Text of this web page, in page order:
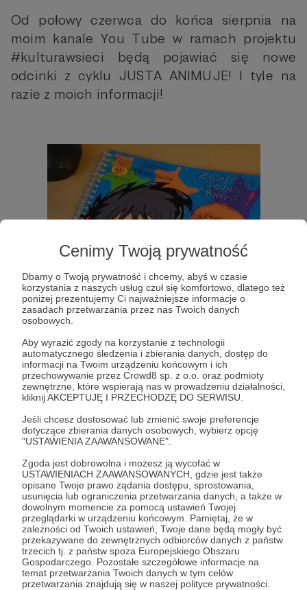
Cenimy Twoją prywatność
Dbamy o Twoją prywatność i chcemy, abyś w czasie
korzystania z naszych usług czuł się komfortowo, dlatego też
poniżej prezentujemy Ci najważniejsze informacje o
zasadach przetwarzania przez nas Twoich danych
osobowych.
Aby wyrazić zgody na korzystanie z technologii
automatycznego śledzenia i zbierania danych, dostęp do
informacji na Twoim urządzeniu końcowym i ich
przechowywanie przez Crowd8 sp. z o.o. oraz podmioty
zewnętrzne, które wspierają nas w prowadzeniu działalności,
kliknij AKCEPTUJĘ I PRZECHODZĘ DO SERWISU.
Jeśli chcesz dostosować lub zmienić swoje preferencje
dotyczące zbierania danych osobowych, wybierz opcję
"USTAWIENIA ZAAWANSOWANE".
Zgoda jest dobrowolna i możesz ją wycofać w
USTAWIENIACH ZAAWANSOWANYCH, gdzie jest także
opisane Twoje prawo żądania dostępu, sprostowania,
usunięcia lub ograniczenia przetwarzania danych, a także w
dowolnym momencie za pomocą ustawień Twojej
przeglądarki w urządzeniu końcowym. Pamiętaj, że w
zależności od Twoich ustawień, Twoje dane będą mogły być
przekazywane do zewnętrznych odbiorców danych z państw
trzecich tj. z państw spoza Europejskiego Obszaru
Gospodarczego. Pozostałe szczegółowe informacje na
temat przetwarzania Twoich danych w tym celów
przetwarzania znajdują się w naszej polityce prywatności.
Od połowy czerwca do końca sierpnia na
moim kanale You Tube w ramach projektu
#kulturawsieci będą pojawiać się nowe
odcinki z cyklu JUSTA ANIMUJE! I tyle na
razie z moich informacji!
komiks wlog newsy audiobook kultura animacja
film
Udostępnij